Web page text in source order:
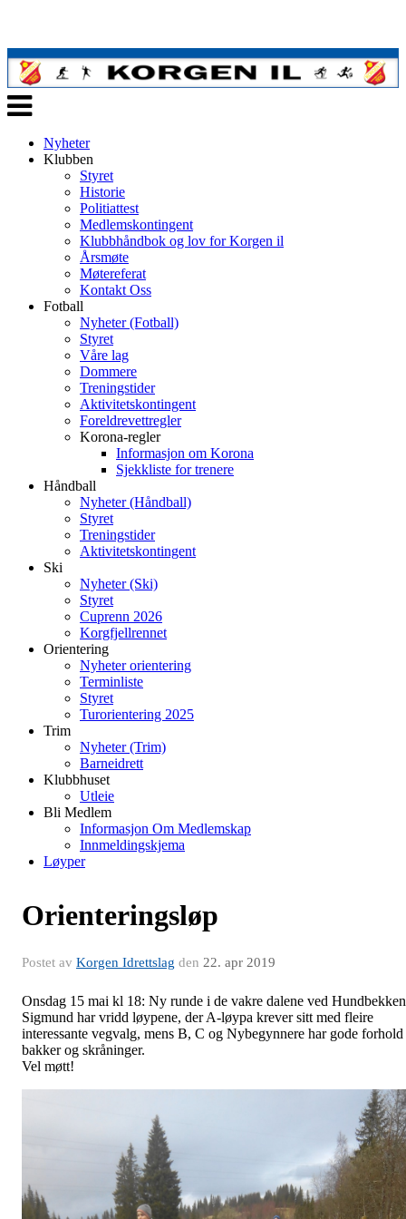
Veksle
navigasjon
Nyheter
Klubben
Styret
Historie
Politiattest
Medlemskontingent
Klubbhåndbok og lov for Korgen il
Årsmøte
Møtereferat
Kontakt Oss
Fotball
Nyheter (Fotball)
Styret
Våre lag
Dommere
Treningstider
Aktivitetskontingent
Foreldrevettregler
Korona-regler
Informasjon om Korona
Sjekkliste for trenere
Håndball
Nyheter (Håndball)
Styret
Treningstider
Aktivitetskontingent
Ski
Nyheter (Ski)
Styret
Cuprenn 2026
Korgfjellrennet
Orientering
Nyheter orientering
Terminliste
Styret
Turorientering 2025
Trim
Nyheter (Trim)
Barneidrett
Klubbhuset
Utleie
Bli Medlem
Informasjon Om Medlemskap
Innmeldingskjema
Løyper
Orienteringsløp
Postet av Korgen Idrettslag den 22. apr 2019
Onsdag 15 mai kl 18: Ny runde i de vakre dalene ved
Sigmund har vridd løypene, der A-løypa krever sitt med fleire
interessante vegvalg, mens B, C og Nybegynnere har gode
bakker og skråninger.
Vel møtt!